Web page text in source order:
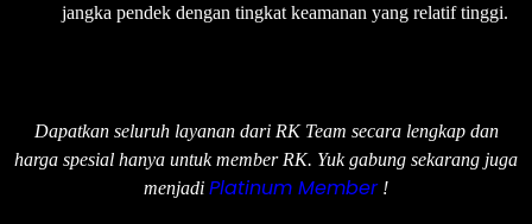
jangka pendek dengan tingkat keamanan yang relatif tinggi.
Dapatkan seluruh layanan dari RK Team secara lengkap dan
harga spesial hanya untuk member RK. Yuk gabung sekarang juga
menjadi Platinum Member!